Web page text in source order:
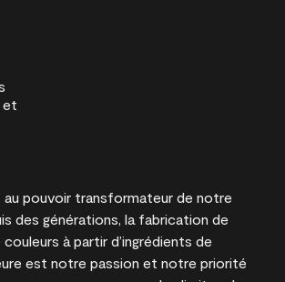
pouvoir transformateur de notre
des générations, la fabrication de
à partir d’ingrédients de
est notre passion et notre priorité